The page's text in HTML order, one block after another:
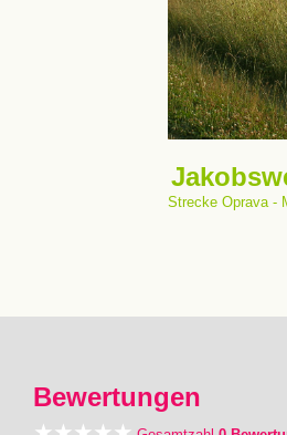
Strecke Oprava -
Bewertungen